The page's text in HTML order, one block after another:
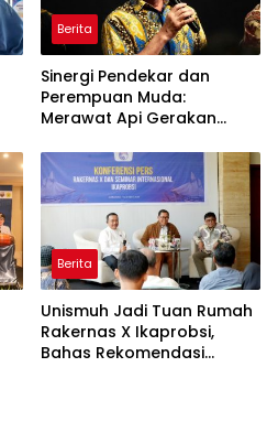
Berita
Sinergi Pendekar dan
Perempuan Muda:
Merawat Api Gerakan
Berita
Unismuh Jadi Tuan Rumah
Rakernas X Ikaprobsi,
Bahas Rekomendasi